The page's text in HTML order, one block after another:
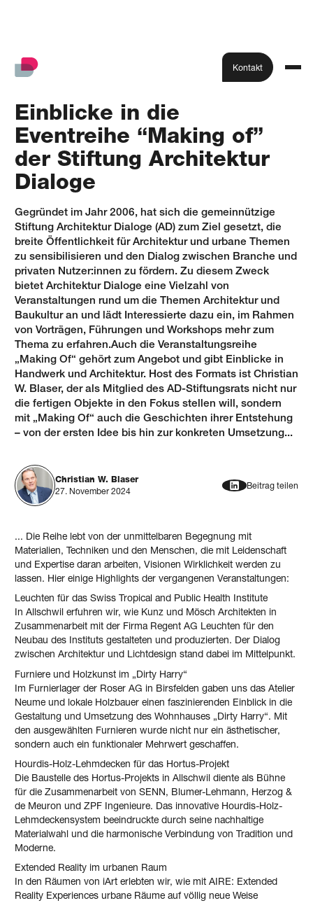
Kontakt
Einblicke in die
Eventreihe “Making of”
der Stiftung Architektur
Dialoge
Gegründet im Jahr 2006, hat sich die gemeinnützige
Stiftung Architektur Dialoge (AD) zum Ziel gesetzt, die
breite Öffentlichkeit für Architektur und urbane Themen
zu sensibilisieren und den Dialog zwischen Branche und
privaten Nutzer:innen zu fördern. Zu diesem Zweck
bietet Architektur Dialoge eine Vielzahl von
Veranstaltungen rund um die Themen Architektur und
Baukultur an und lädt Interessierte dazu ein, im Rahmen
von Vorträgen, Führungen und Workshops mehr zum
Thema zu erfahren.Auch die Veranstaltungsreihe
„Making Of“ gehört zum Angebot und gibt Einblicke in
Handwerk und Architektur. Host des Formats ist Christian
W. Blaser, der als Mitglied des AD-Stiftungsrats nicht nur
die fertigen Objekte in den Fokus stellen will, sondern
mit „Making Of“ auch die Geschichten ihrer Entstehung
– von der ersten Idee bis hin zur konkreten Umsetzung...
Christian W. Blaser
27. November 2024
Beitrag teilen
... Die Reihe lebt von der unmittelbaren Begegnung mit
Materialien, Techniken und den Menschen, die mit Leidenschaft
und Expertise daran arbeiten, Visionen Wirklichkeit werden zu
lassen. Hier einige Highlights der vergangenen Veranstaltungen:
Leuchten für das Swiss Tropical and Public Health Institute
In Allschwil erfuhren wir, wie Kunz und Mösch Architekten in
Zusammenarbeit mit der Firma Regent AG Leuchten für den
Neubau des Instituts gestalteten und produzierten. Der Dialog
zwischen Architektur und Lichtdesign stand dabei im Mittelpunkt.
Furniere und Holzkunst im „Dirty Harry“
Im Furnierlager der Roser AG in Birsfelden gaben uns das Atelier
Neume und lokale Holzbauer einen faszinierenden Einblick in die
Gestaltung und Umsetzung des Wohnhauses „Dirty Harry“. Mit
den ausgewählten Furnieren wurde nicht nur ein ästhetischer,
sondern auch ein funktionaler Mehrwert geschaffen.
Hourdis-Holz-Lehmdecken für das Hortus-Projekt
Die Baustelle des Hortus-Projekts in Allschwil diente als Bühne
für die Zusammenarbeit von SENN, Blumer-Lehmann, Herzog &
de Meuron und ZPF Ingenieure. Das innovative Hourdis-Holz-
Lehmdeckensystem beeindruckte durch seine nachhaltige
Materialwahl und die harmonische Verbindung von Tradition und
Moderne.
Extended Reality im urbanen Raum
In den Räumen von iArt erlebten wir, wie mit AIRE: Extended
Reality Experiences urbane Räume auf völlig neue Weise